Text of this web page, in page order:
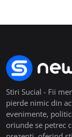
Stiri Sucial - Fii
pierde nimic din
evenimente,
oriunde se petrec